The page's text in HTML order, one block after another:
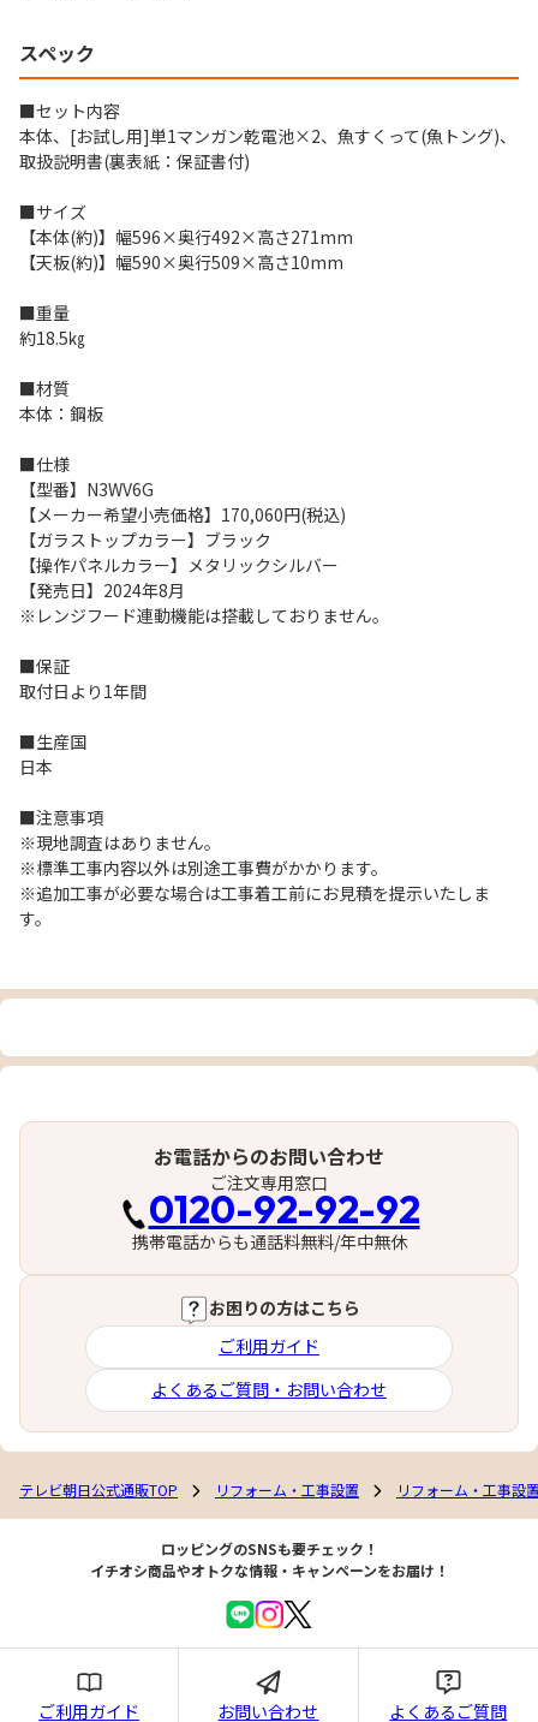
スペック
■セット内容
本体、[お試し用]単1マンガン乾電池×2、魚すくって(魚トング)、
取扱説明書(裏表紙：保証書付)
■サイズ
【本体(約)】幅596×奥行492×高さ271mm
【天板(約)】幅590×奥行509×高さ10mm
■重量
約18.5㎏
■材質
本体：鋼板
■仕様
【型番】N3WV6G
【メーカー希望小売価格】170,060円(税込)
【ガラストップカラー】ブラック
【操作パネルカラー】メタリックシルバー
【発売日】2024年8月
※レンジフード連動機能は搭載しておりません。
■保証
取付日より1年間
■生産国
日本
■注意事項
※現地調査はありません。
※標準工事内容以外は別途工事費がかかります。
※追加工事が必要な場合は工事着工前にお見積を提示いたしま
す。
お電話からのお問い合わせ
ご注文専用窓口
0120-92-92-92
携帯電話からも通話料無料/年中無休
お困りの方はこちら
ご利用ガイド
よくあるご質問・お問い合わせ
テレビ朝日公式通販TOP リフォーム・工事設置 リフォーム・工事設
ロッピングのSNSも要チェック！
イチオシ商品やオトクな情報・キャンペーンをお届け！
ご利用ガイド お問い合わせ よくあるご質問